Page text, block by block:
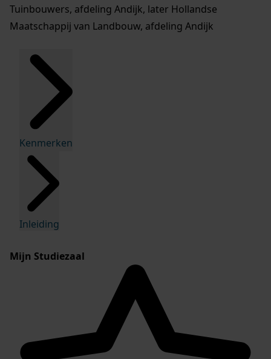
Tuinbouwers, afdeling Andijk, later Hollandse
Maatschappij van Landbouw, afdeling Andijk
Kenmerken
Inleiding
Mijn Studiezaal